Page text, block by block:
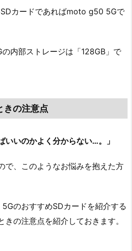
カードであればmoto g50 5Gで
内部ストレージは「128GB」で
きの注意点
いいのかよく分からない…。」
で、このようなお悩みを抱えた方
のおすすめSDカードを紹介する
の注意点を紹介しておきます。